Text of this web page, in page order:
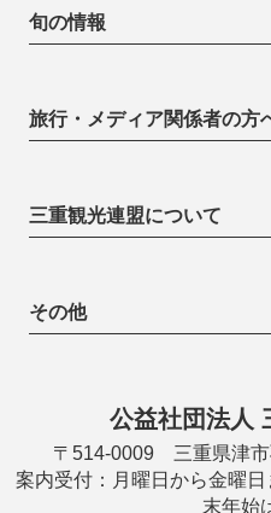
旬の情報
旅行・メディア関係者の方
三重観光連盟について
その他
公益社団法人
〒514-0009 三重県津
案内受付：月曜日から金曜
末年始